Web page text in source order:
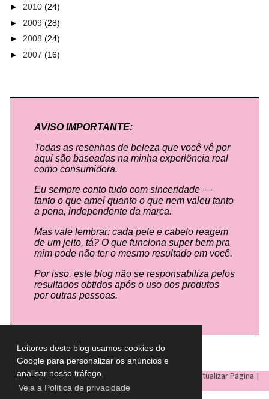
Leitores deste blog usamos cookies do
Google para personalizar os anúncios e
analisar nosso tráfego.
Veja a Política de privacidade
► 2010 (24)
► 2009 (28)
► 2008 (24)
► 2007 (16)
AVISO IMPORTANTE:
Todas as resenhas de beleza que você vê por
aqui são baseadas na minha experiência real
como consumidora.
Eu sempre conto tudo com sinceridade —
tanto o que amei quanto o que nem valeu tanto
a pena, independente da marca.
Mas vale lembrar: cada pele e cabelo reagem
de um jeito, tá? O que funciona super bem pra
mim pode não ter o mesmo resultado em você.
Por isso, este blog não se responsabiliza pelos
resultados obtidos após o uso dos produtos
por outras pessoas.
LULU ON THE SKY - Todos os direitos reservados © | Atualizar Página